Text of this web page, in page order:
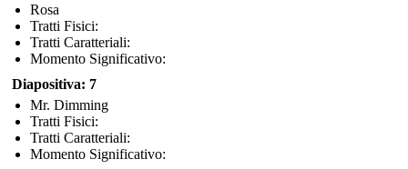
Rosa
Tratti Fisici:
Tratti Caratteriali:
Momento Significativo:
Diapositiva: 7
Mr. Dimming
Tratti Fisici:
Tratti Caratteriali:
Momento Significativo: